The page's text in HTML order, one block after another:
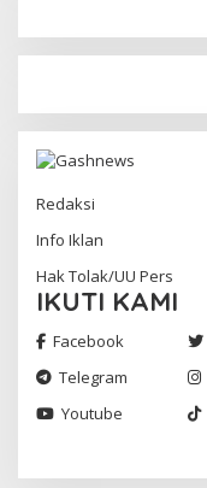
Redaksi
Info Iklan
Hak Tolak/UU Pers
IKUTI KAMI
Facebook
Telegram
Youtube